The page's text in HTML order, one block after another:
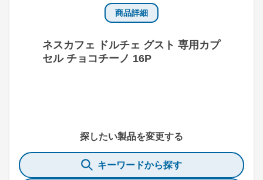
商品詳細
ネスカフェ ドルチェ グスト 専用カプ
セル チョコチーノ 16P
探したい製品を変更する
キーワードから探す